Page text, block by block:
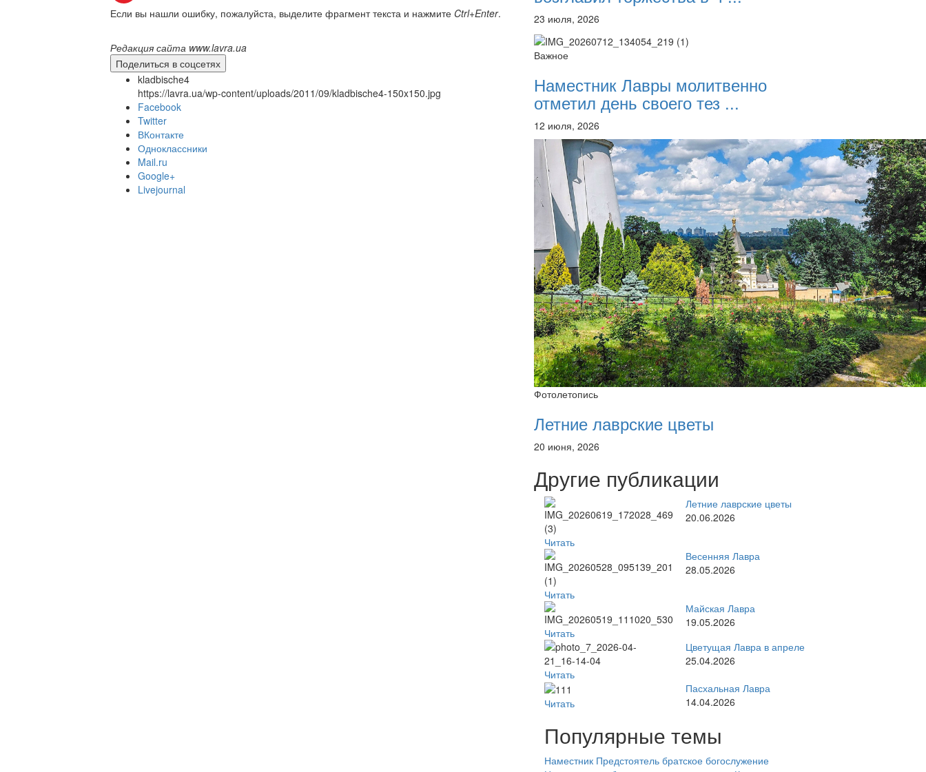
Название трансляции
12 сентября 2015Название трансляции
Перейти к архиву
Если вы нашли ошибку, пожалуйста, выделите фрагмент текста и нажмите Ctrl+Enter.
Редакция сайта www.lavra.ua
Поделиться в соцсетях
kladbische4
https://lavra.ua/wp-content/uploads/2011/09/kladbische4-150x150.jpg
Facebook
Twitter
ВКонтакте
Одноклассники
Mail.ru
Google+
Livejournal
23 июля, 2026
Важное
Наместник Лавры молитвенно
отметил день своего тез ...
12 июля, 2026
Фотолетопись
Летние лаврские цветы
20 июня, 2026
Другие публикации
Читать
Летние лаврские цветы
20.06.2026
Читать
Весенняя Лавра
28.05.2026
Читать
Майская Лавра
19.05.2026
Читать
Цветущая Лавра в апреле
25.04.2026
Читать
Пасхальная Лавра
14.04.2026
Популярные темы
Наместник Предстоятель братское богослужение